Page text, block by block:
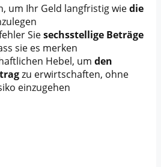
um Ihr Geld langfristig wiedie
Siesechsstellige Beträge
sie es merken
Hebel, um den
zu erwirtschaften, ohne
einzugehen